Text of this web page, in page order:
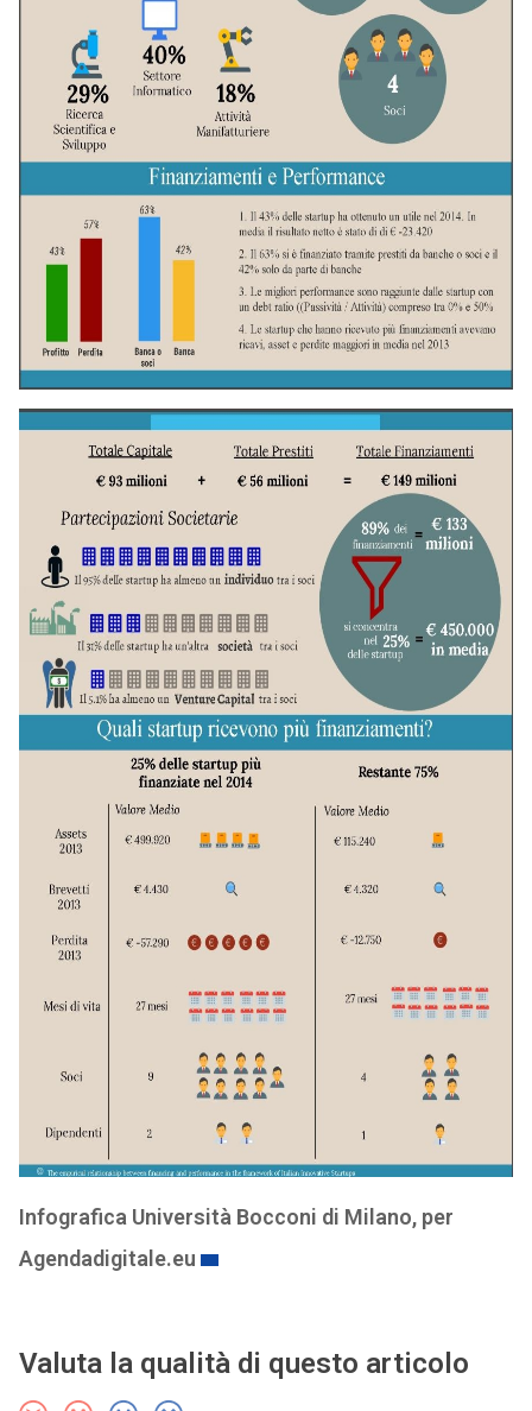
Infografica Università Bocconi di Milano, per
Agendadigitale.eu
Valuta la qualità di questo articolo